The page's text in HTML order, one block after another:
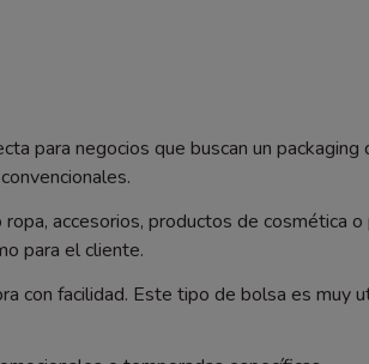
para negocios que buscan un
accesorios, productos de cosmética
para el cliente.
con facilidad. Este tipo de bolsa es muy